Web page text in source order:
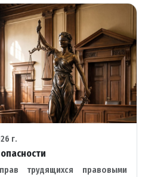
г.
трудящихся правовыми